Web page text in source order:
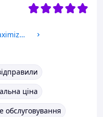
Блиск для губ Dior Addict Lip Maximizer 015 Cherry
ціна
обслуговування